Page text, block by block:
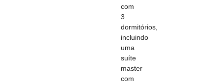
com
3
dormitórios,
incluindo
uma
suíte
master
com